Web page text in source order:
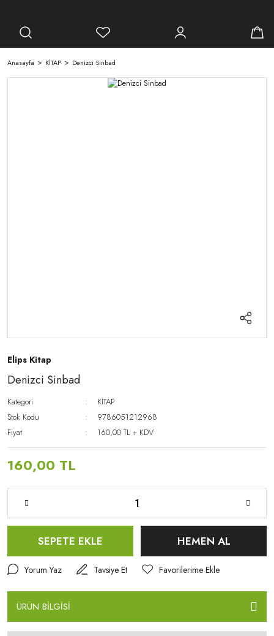
Anasayfa KİTAP Denizci Sinbad
Elips Kitap
Denizci Sinbad
Kategori
KİTAP
Stok Kodu
9786051212968
Fiyat
160,00 TL + KDV
160,00 TL
SEPETE EKLE HEMEN AL
Yorum Yaz Tavsiye Et
ÜRÜN BİLGİSİ